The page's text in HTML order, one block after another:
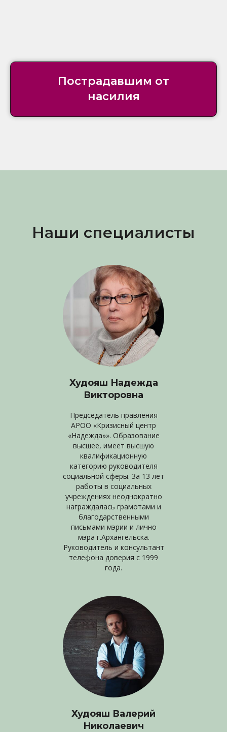
Пострадавшим от
насилия
Наши специалисты
Худояш Надежда
Викторовна
Председатель правления
АРОО «Кризисный центр
«Надежда»». Образование
высшее, имеет высшую
квалификационную
категорию руководителя
социальной сферы. За 13 лет
работы в социальных
учреждениях неоднократно
награждалась грамотами и
благодарственными
письмами мэрии и лично
мэра г.Архангельска.
Руководитель и консультант
телефона доверия с 1999
года.
Худояш Валерий
Николаевич